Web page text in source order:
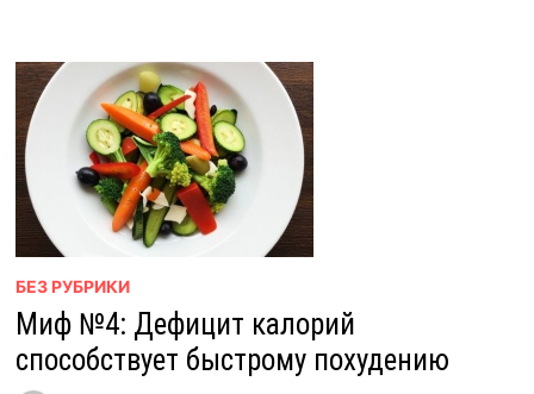
БЕЗ РУБРИКИ
Миф №4: Дефицит калорий
способствует быстрому похудению